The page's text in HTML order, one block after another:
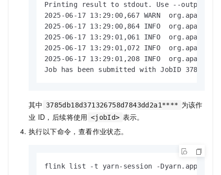
Printing result to stdout. Use --output to
2025-06-17 13:29:00,667 WARN
2025-06-17 13:29:00,864 INFO
2025-06-17 13:29:01,061 INFO
2025-06-17 13:29:01,072 INFO
2025-06-17 13:29:01,208 INFO
Job has been submitted with JobID
其中 3785db18d371326758d7843dd2a1**** 为该作
业 ID，后续将使用 <jobId> 表示。
执行以下命令，查看作业状态。
flink list -t yarn-session -